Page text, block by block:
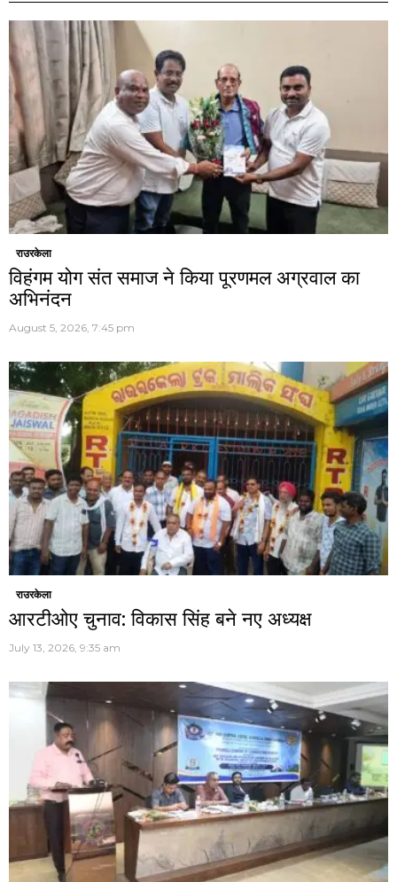
राउरकेला
विहंगम योग संत समाज ने किया पूरणमल अग्रवाल का
अभिनंदन
August 5, 2026, 7:45 pm
राउरकेला
आरटीओए चुनाव: विकास सिंह बने नए अध्यक्ष
July 13, 2026, 9:35 am